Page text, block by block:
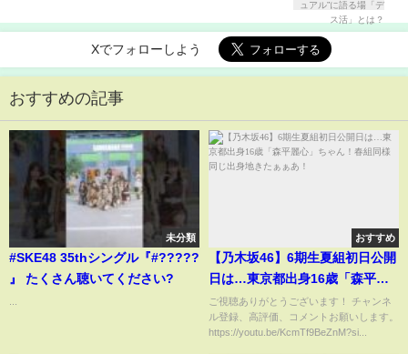
Xでフォローしよう
おすすめの記事
未分類
#SKE48 35thシングル『#?????
』 たくさん聴いてください?
おすすめ
【乃木坂46】6期生夏組初日公開
日は…東京都出身16歳「森平麗
心」ちゃん！春組同様同じ出身
地きたぁぁあ！
ご視聴ありがとうございます！ チャンネ
ル登録、高評価、コメントお願いします。
https://youtu.be/KcmTf9BeZnM?si...